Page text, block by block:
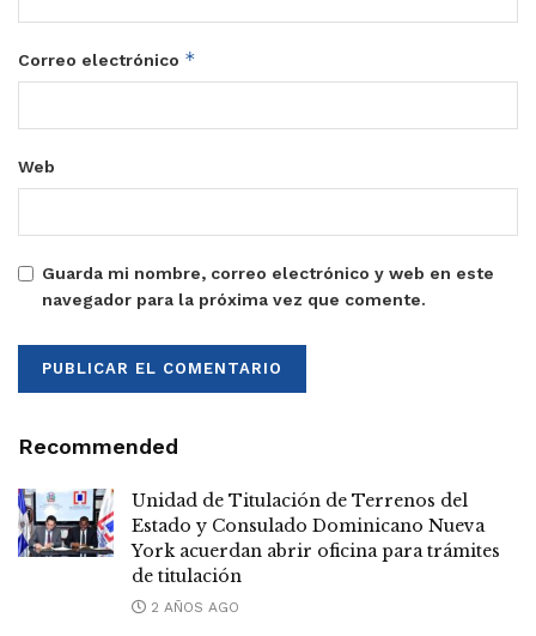
Correo electrónico *
Web
Guarda mi nombre, correo electrónico y web en este
navegador para la próxima vez que comente.
Recommended
Unidad de Titulación de Terrenos del
Estado y Consulado Dominicano Nueva
York acuerdan abrir oficina para trámites
de titulación
2 AÑOS AGO